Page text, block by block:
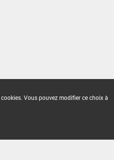
Vous pouvez modifier ce choix à